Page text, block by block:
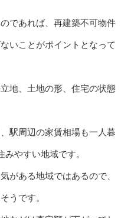
であれば、再建築不可物件
いことがポイントとなって
地、土地の形、住宅の状態
駅周辺の家賃相場も一人暮
やすい地域です。
がある地域ではあるので、
うです。